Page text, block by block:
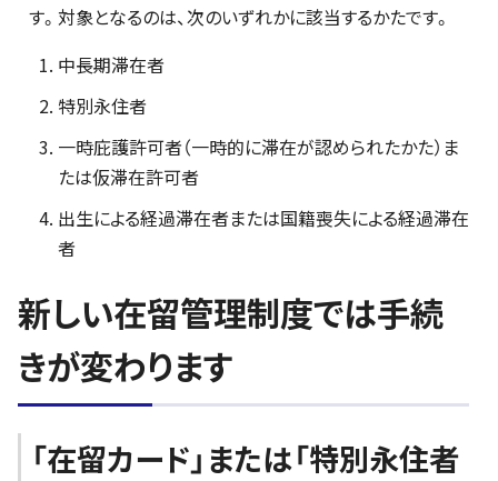
す。対象となるのは、次のいずれかに該当するかたです。
中長期滞在者
特別永住者
一時庇護許可者（一時的に滞在が認められたかた）ま
たは仮滞在許可者
出生による経過滞在者または国籍喪失による経過滞在
者
新しい在留管理制度では手続
きが変わります
「在留カード」または「特別永住者